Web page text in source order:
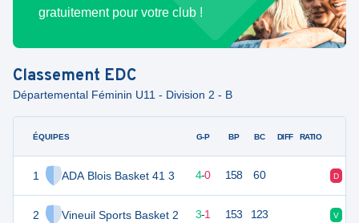
gratuitement pour votre club !
Classement EDC
Départemental Féminin U11 - Division 2 - B
ÉQUIPES
1 ADA Blois Basket 41 3
2 Vineuil Sports Basket 2
G-P BP BC DIFF RATIO
12 4 4-0 158 60 D
10 4 3-1 153 123 V